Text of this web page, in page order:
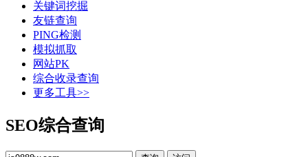
关键词挖掘
友链查询
PING检测
模拟抓取
网站PK
综合收录查询
更多工具>>
SEO综合查询